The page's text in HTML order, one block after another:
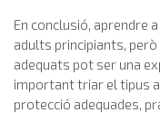
En conclusió, aprendre
adults principiants,
adequats pot ser una
important triar el tipus
protecció adequades,